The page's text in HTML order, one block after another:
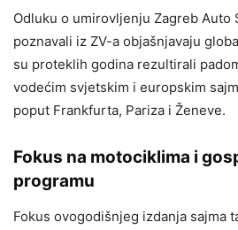
Odluku o umirovljenju Zagreb Auto
poznavali iz ZV-a objašnjavaju
su proteklih godina rezultirali
vodećim svjetskim i europskim
poput Frankfurta, Pariza i Ženeve.
Fokus na motociklima i
programu
Fokus ovogodišnjeg izdanja sajma